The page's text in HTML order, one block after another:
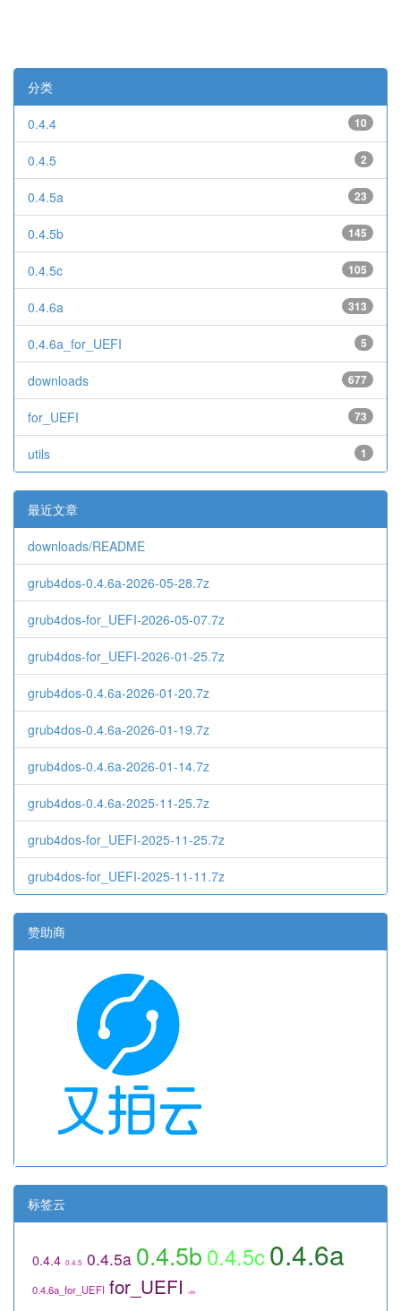
分类
10
0.4.4
2
0.4.5
23
0.4.5a
145
0.4.5b
105
0.4.5c
313
0.4.6a
5
0.4.6a_for_UEFI
677
downloads
73
for_UEFI
1
utils
最近文章
downloads/README
grub4dos-0.4.6a-2026-05-28.7z
grub4dos-for_UEFI-2026-05-07.7z
grub4dos-for_UEFI-2026-01-25.7z
grub4dos-0.4.6a-2026-01-20.7z
grub4dos-0.4.6a-2026-01-19.7z
grub4dos-0.4.6a-2026-01-14.7z
grub4dos-0.4.6a-2025-11-25.7z
grub4dos-for_UEFI-2025-11-25.7z
grub4dos-for_UEFI-2025-11-11.7z
赞助商
标签云
0.4.4 0.4.5 0.4.5a 0.4.5b 0.4.5c0.4.6a
0.4.6a_for_UEFI for_UEFI utils